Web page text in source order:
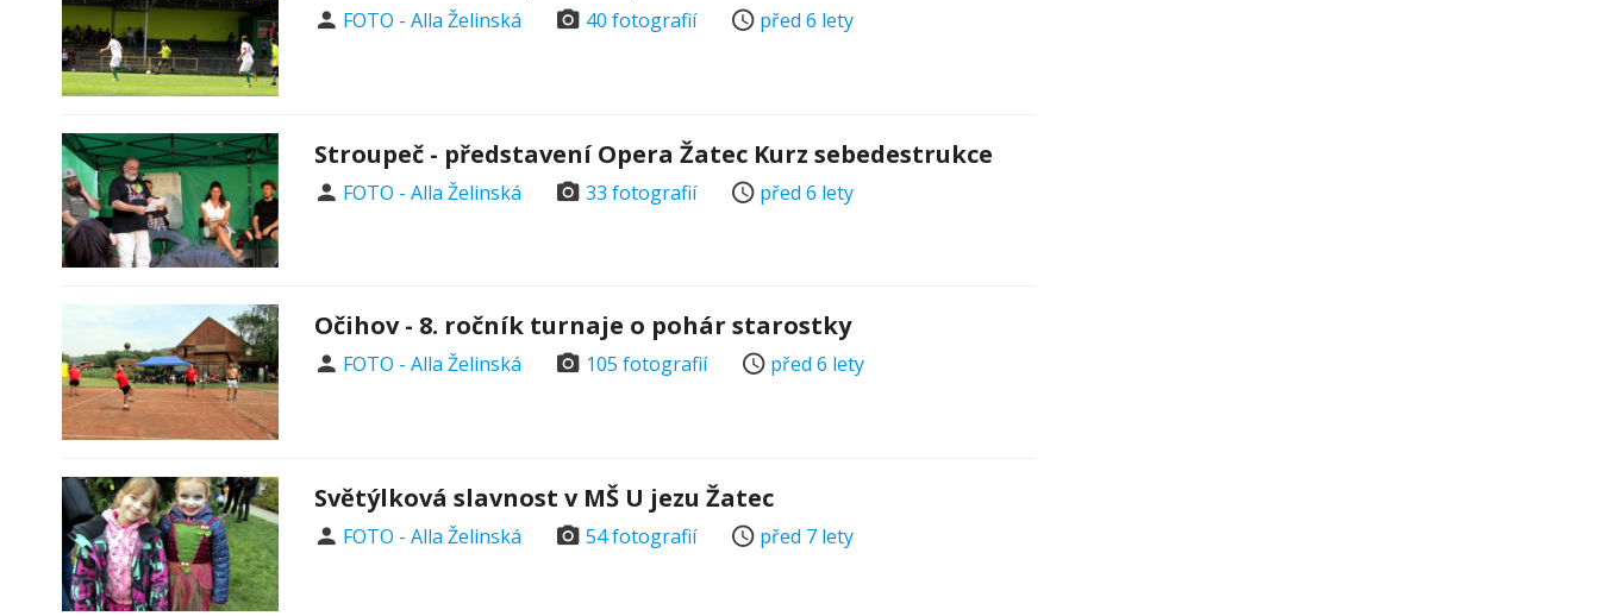
FOTO - Alla Želinská 40 fotografií před 6 lety
Stroupeč - představení Opera Žatec Kurz sebedestrukce
FOTO - Alla Želinská 33 fotografií před 6 lety
Očihov - 8. ročník turnaje o pohár starostky
FOTO - Alla Želinská 105 fotografií před 6 lety
Světýlková slavnost v MŠ U jezu Žatec
FOTO - Alla Želinská 54 fotografií před 7 lety